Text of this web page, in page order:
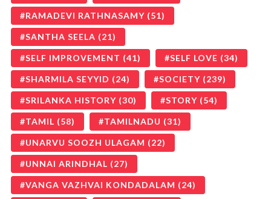
RAMADEVI RATHNASAMY (51)
SANTHA SEELA (21)
SELF IMPROVEMENT (41) SELF LOVE (34)
SHARMILA SEYYID (24) SOCIETY (239)
SRILANKA HISTORY (30) STORY (54)
TAMIL (58) TAMILNADU (31)
UNARVU SOOZH ULAGAM (22)
UNNAI ARINDHAL (27)
VANGA VAZHVAI KONDADALAM (24)